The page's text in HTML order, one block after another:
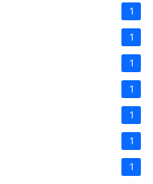
1
1
1
1
1
1
1